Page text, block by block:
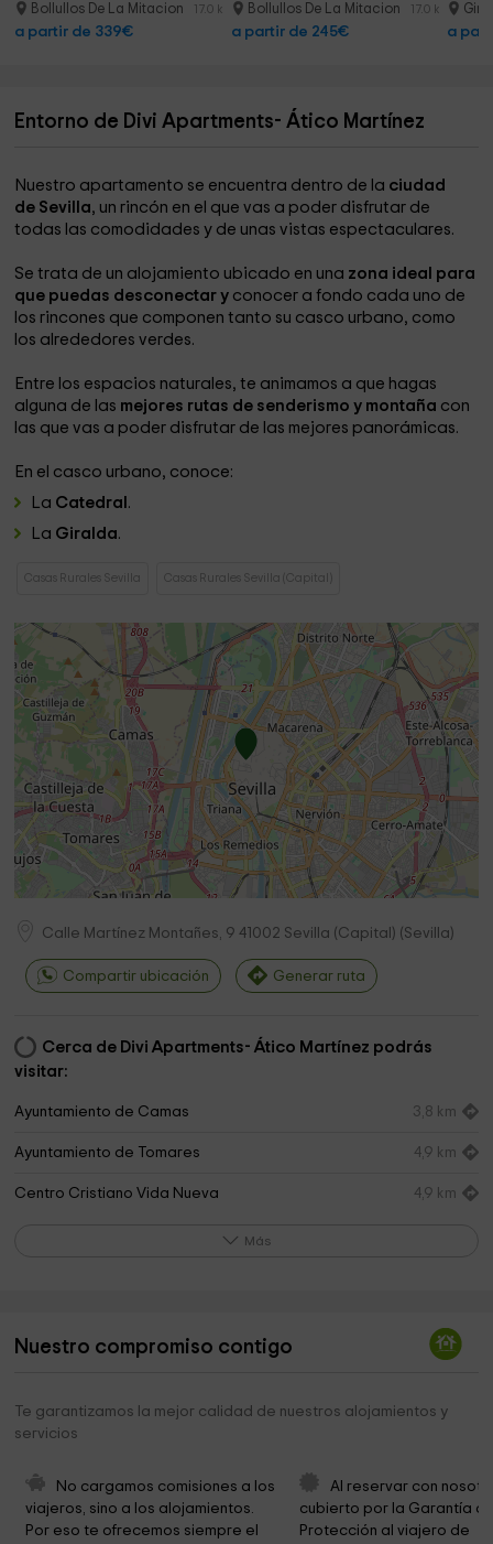
Bollullos De La Mitacion 17.0 km
a partir de 339€
Juliana
Bollullos De La Mitacion 17.0 km
a partir de 245€
1h
a
Entorno de Divi Apartments- Ático Martínez
Nuestro apartamento se encuentra dentro de la ciudad
de Sevilla, un rincón en el que vas a poder disfrutar de
todas las comodidades y de unas vistas espectaculares.
Se trata de un alojamiento ubicado en una zona ideal para
que puedas desconectar y conocer a fondo cada uno de
los rincones que componen tanto su casco urbano, como
los alrededores verdes.
Entre los espacios naturales, te animamos a que hagas
alguna de las mejores rutas de senderismo y montaña con
las que vas a poder disfrutar de las mejores panorámicas.
En el casco urbano, conoce:
La Catedral .
La Giralda.
Casas Rurales Sevilla Casas Rurales Sevilla (Capital)
Calle Martínez Montañes, 941002 Sevilla (Capital) (Sevilla)
Compartir ubicación Generar ruta
Cerca de Divi Apartments- Ático Martínez podrás
visitar:
Ayuntamiento de Camas 3,8 km
Ayuntamiento de Tomares 4,9 km
Centro Cristiano Vida Nueva 4,9 km
Ayuntamiento de Castilleja de la Cuesta
Parroquia de San José Obrero 5,3 km
Iglesia de San Benito
Convento De Santa María La Real
Gardenstore
Más
Nuestro compromiso contigo
Te garantizamos la mejor calidad de nuestros alojamientos y
servicios
No cargamos comisiones a los
viajeros, sino a los alojamientos.
Por eso te ofrecemos siempre el
Al reservar con
cubierto por la Garantía
Protección al viajero de